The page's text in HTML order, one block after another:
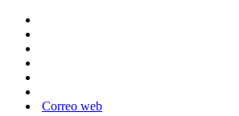
Correo web